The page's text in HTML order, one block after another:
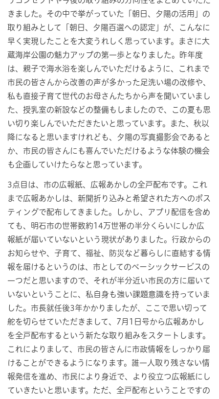
きました。その中で挙がっていた「朝日、夕陽の活用」の
取り組みとして「朝日、夕陽百選への認定」が、こんなに
早く実現したことを大変うれしく思っています。まさに大
蔵海岸公園の魅力アップの第一歩となりました。昨年度
は、親子で海水浴を楽しんでいただけるように、これまで
市民の皆さんから改善の声が多かった足洗い場の改修や、
私も直接子育て世代のお母さんたちから声を聞いていまし
た、授乳室の新設などの整備もしましたので、この夏も思
い切り楽しんでいただきたいと思っています。また、秋以
降になると思いますけれども、夕陽の写真撮影会であると
か、市民の皆さんにも喜んでいただけるような体験の機会
も企画していけたらなと思っています。
3点目は、市の広報紙、広報あかしの全戸配布です。これ
まで広報あかしは、新聞折り込みと希望された方へのポス
ティングで配布してきました。しかし、アプリ配信を含め
ても、明石市の世帯数約14万世帯の半分くらいにしか広
報紙が届いていないという現状がありました。行政からの
お知らせや、子育て、福祉、防災など暮らしに直結する情
報を届けるというのは、市としてのベーシックサービスの
一つだと思いますので、それが半分近い市民の方に届いて
いないということに、私自身も強い課題意識を持っていま
した。市長就任後3年かかりましたが、ここで思い切って
舵を切らせていただきまして、7月1日号から広報あかし
を全戸配布するという新たな取り組みをスタートします。
これによりまして、市民の皆さんに市政情報をしっかり届
けることができるようになります。誰一人取り残さない情
報発信を進め、市民により身近で、より役立つ広報紙にし
ていきたいと思います。ただ、全戸配布ということですの